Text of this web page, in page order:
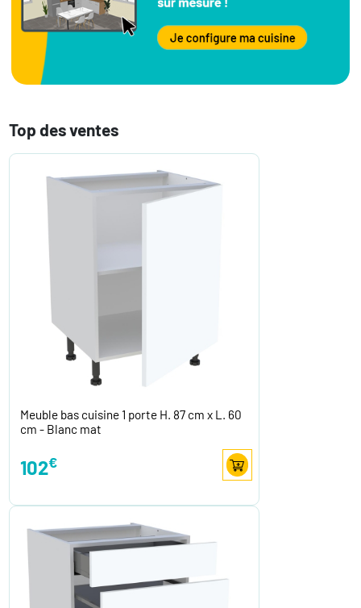
Top des ventes
Meuble bas cuisine 1 porte H. 87 cm x L. 60
cm - Blanc mat
102€